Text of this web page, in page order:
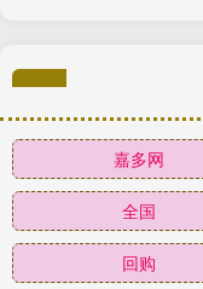
嘉多网
全国
回购